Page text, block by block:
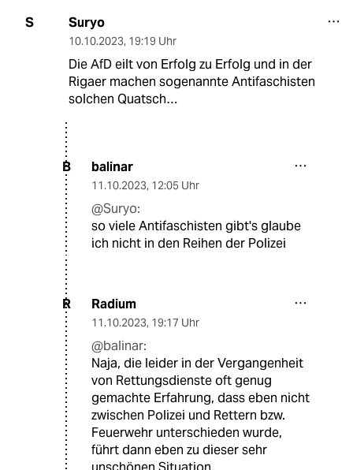
S Suryo
10.10.2023, 19:19 Uhr
Die AfD eilt von Erfolg zu Erfolg und in der
Rigaer machen sogenannte Antifaschisten
solchen Quatsch…
B balinar
11.10.2023, 12:05 Uhr
@Suryo:
so viele Antifaschisten gibt's glaube
ich nicht in den Reihen der Polizei
R Radium
11.10.2023, 19:17 Uhr
@balinar:
Naja, die leider in der Vergangenheit
von Rettungsdienste oft genug
gemachte Erfahrung, dass eben nicht
zwischen Polizei und Rettern bzw.
Feuerwehr unterschieden wurde,
führt dann eben zu dieser sehr